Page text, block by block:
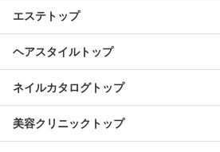
エステトップ
ヘアスタイルトップ
ネイルカタログトップ
美容クリニックトップ